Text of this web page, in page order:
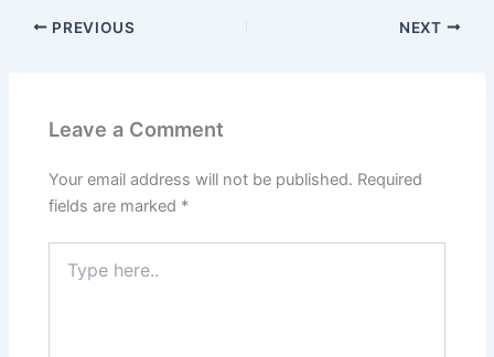
PREVIOUS NEXT
Leave a Comment
Your email address will not be published. Required
fields are marked *
here..